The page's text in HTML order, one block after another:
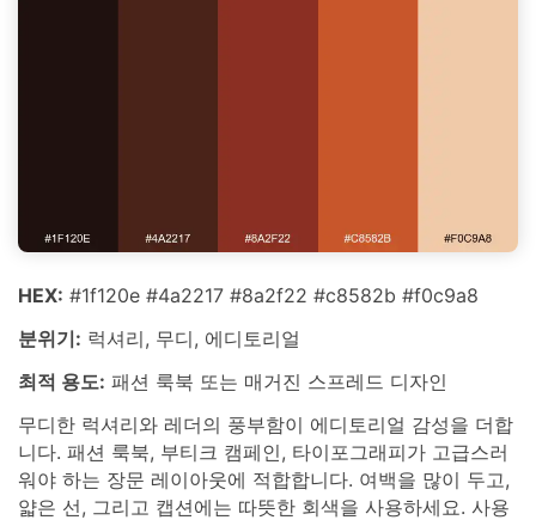
HEX: #1f120e #4a2217 #8a2f22 #c8582b #f0c9a8
분위기: 럭셔리, 무디, 에디토리얼
최적 용도: 패션 룩북 또는 매거진 스프레드 디자인
무디한 럭셔리와 레더의 풍부함이 에디토리얼 감성을 더합
니다. 패션 룩북, 부티크 캠페인, 타이포그래피가 고급스러
워야 하는 장문 레이아웃에 적합합니다. 여백을 많이 두고,
얇은 선, 그리고 캡션에는 따뜻한 회색을 사용하세요. 사용